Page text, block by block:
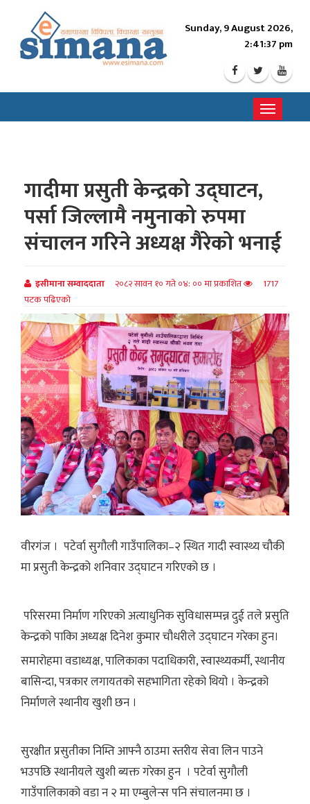
Sunday, 9 August 2026,
2:41:39 pm
Toggle
गादीमा प्रसुती केन्द्रको उद्घाटन,
पर्सा जिल्लामै नमुनाको रुपमा
संचालन गरिने अध्यक्ष गैरेको भनाई
इसीमाना सम्वाददाता २०८२ सावन १० गते ०४: ०० मा प्रकाशित
1717
पटक पढिएको
वीरगंज । पटेर्वा सुगौली गाउँपालिका–२ स्थित गादी स्वास्थ्य चौकी
मा प्रसुती केन्द्रको शनिवार उद्घाटन गरिएको छ ।
परिसरमा निर्माण गरिएको अत्याधुनिक सुविधासम्पन्न दुई तले प्रसुति
केन्द्रको पाकिा अध्यक्ष दिनेश कुमार चौधरीले उद्घाटन गरेका हुन।
समारोहमा वडाध्यक्ष, पालिकाका पदाधिकारी, स्वास्थ्यकर्मी, स्थानीय
बासिन्दा, पत्रकार लगायतको सहभागिता रहेको थियो । केन्द्रको
निर्माणले स्थानीय खुशी छन ।
सुरक्षीत प्रसुतीका निम्ति आफ्नै ठाउमा स्तरीय सेवा लिन पाउने
भउपछि स्थानीयले खुशी ब्यक्त गरेका हुन । पटेर्वा सुगौली
गाउँपालिकाको वडा न २ मा एम्बुलेन्स पनि संचालनमा छ ।